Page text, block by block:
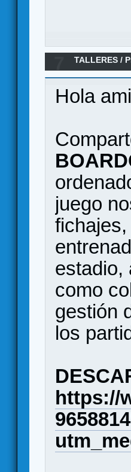
TALLERES /
Hola
juego
estadio,
como
gestión
los
https://